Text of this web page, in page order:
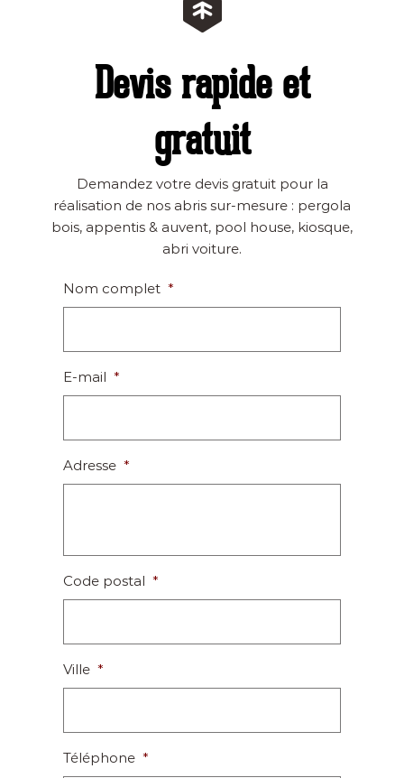
Devis rapide et
gratuit
Demandez votre devis gratuit pour la
réalisation de nos abris sur-mesure : pergola
bois, appentis & auvent, pool house, kiosque,
abri voiture.
Nom complet *
E-mail *
Adresse *
Code postal *
Ville *
Téléphone *